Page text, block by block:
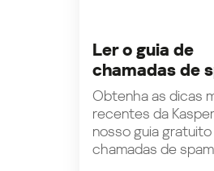
Ler o guia de
chamadas de
Obtenha as dicas
recentes da
nosso guia
chamadas de spam.